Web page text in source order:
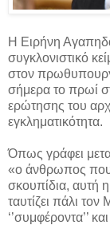
Η Ειρήνη
συγκλονιστικό
στον
σήμερα το πρωί
ερώτησης του
εγκληματικότητα.
Όπως γράφει
«ο άνθρωπος που
σκουπίδια, αυτή
ταυτίζει πάλι
‘’συμφέροντα’’